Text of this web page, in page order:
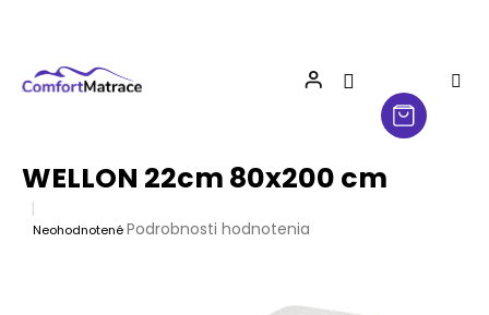
WELLON 22cm 80x200 cm
Priemerné
NeohodnotenéPodrobnosti hodnotenia